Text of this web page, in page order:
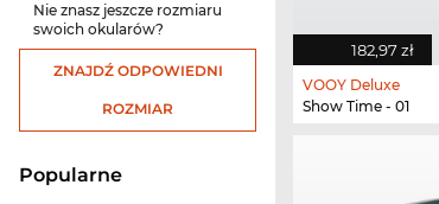
Nie znasz jeszcze rozmiaru
swoich okularów?
ZNAJDŹ ODPOWIEDNI
ROZMIAR
Popularne
182,97 zł
VOOY Deluxe
Show Time - 01